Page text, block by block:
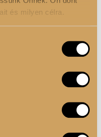
és milyen célra.
elhelyezkedéséről
annak konkrét
aktív ellenőrzésével
a
az új